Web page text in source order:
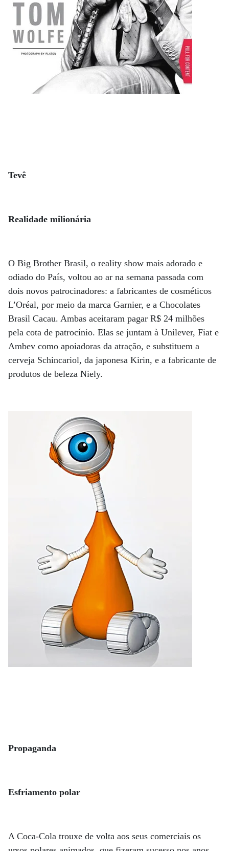
Tevê
Realidade milionária
O Big Brother Brasil, o reality show mais adorado e
odiado do País, voltou ao ar na semana passada com
dois novos patrocinadores: a fabricantes de cosméticos
L’Oréal, por meio da marca Garnier, e a Chocolates
Brasil Cacau. Ambas aceitaram pagar R$ 24 milhões
pela cota de patrocínio. Elas se juntam à Unilever, Fiat e
Ambev como apoiadoras da atração, e substituem a
cerveja Schincariol, da japonesa Kirin, e a fabricante de
produtos de beleza Niely.
Propaganda
Esfriamento polar
A Coca-Cola trouxe de volta aos seus comerciais os